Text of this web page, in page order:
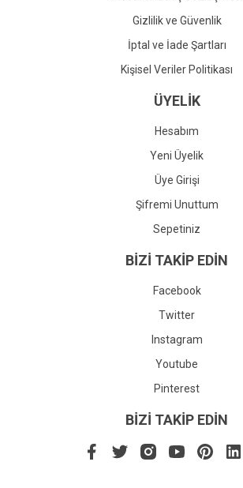
Gizlilik ve Güvenlik
İptal ve İade Şartları
Kişisel Veriler Politikası
ÜYELİK
Hesabım
Yeni Üyelik
Üye Girişi
Şifremi Unuttum
Sepetiniz
BİZİ TAKİP EDİN
Facebook
Twitter
Instagram
Youtube
Pinterest
BİZİ TAKİP EDİN